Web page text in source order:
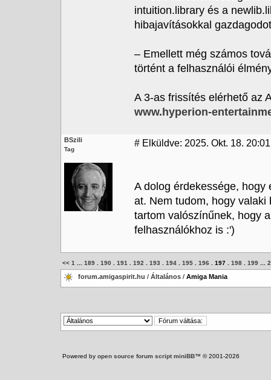
intuition.library és a
hibajavításokkal
– Emellett még számos
történt a felhasználói
A 3-as frissítés elérhető az
www.hyperion-
BSzili
Tag
# Elküldve: 2025. Okt. 18. 20:01
A dolog érdekessége,
at. Nem tudom, hogy
tartom valószínűnek, hogy
felhasználókhoz is :')
<< 1 189 190 191 192 193 194 195 196 197 198 199
forum.amigaspirit.hu / Általános / Amiga Mania
Powered by open source forum script miniBB™ © 2001-2026